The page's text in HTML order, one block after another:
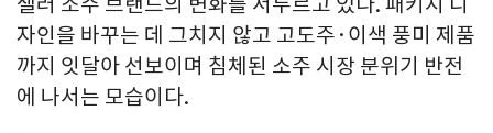
자인을 바꾸는 데 그치지 않고 고도주·이색 풍미 제품
까지 잇달아 선보이며 침체된 소주 시장 분위기 반전
에 나서는 모습이다.